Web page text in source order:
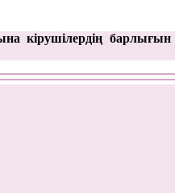
кірушілердің